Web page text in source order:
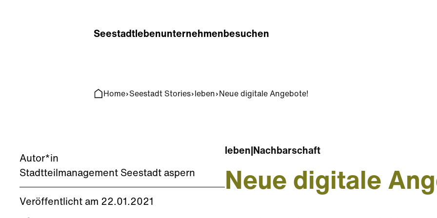
Seestadtlebenunternehmenbesuchen
Home Seestadt Stories leben Neue digitale Angebote!
Autor*in
Stadtteilmanagement Seestadt aspern
Veröffentlicht am 22.01.2021
leben Nachbarschaft
Neue digitale